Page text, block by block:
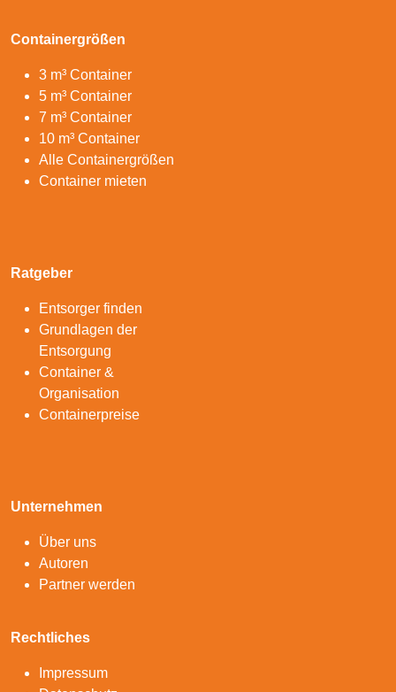
Containergrößen
3 m³ Container
5 m³ Container
7 m³ Container
10 m³ Container
Alle Containergrößen
Container mieten
Ratgeber
Entsorger finden
Grundlagen der
Entsorgung
Container &
Organisation
Containerpreise
Unternehmen
Über uns
Autoren
Partner werden
Rechtliches
Impressum